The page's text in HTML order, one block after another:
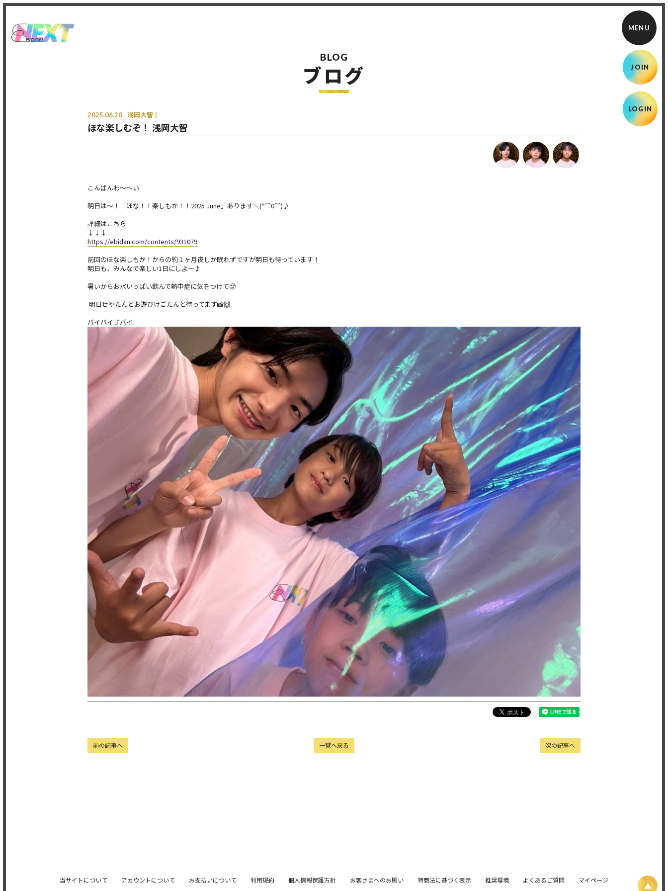
JOIN
LOGIN
BLOG
ブログ
2025.06.20 浅岡大智
ほな楽しむぞ！ 浅岡大智
こんばんわ〜〜い
明日は〜！「ほな！！楽しもか！！2025 June」あります＼(*⌒0⌒)♪
詳細はこちら
↓↓↓
https://ebidan.com/contents/931079
前回のほな楽しもか！からの約１ヶ月夜しか眠れずですが明日も待っています！
明日も、みんなで楽しい1日にしよー♪
暑いからお水いっぱい飲んで熱中症に気をつけて🥵
明日せやたんとお遊びけごたんと待ってます📸🙌
バイバイ⤴︎バイ
次の記事へ
一覧へ戻る
前の記事へ
当サイトについて アカウントについて お支払いについて 利用規約 個人情報保護方針 お客さまへのお願い 特商法に基づく表示 推奨環境 よくあるご質問 マイページ